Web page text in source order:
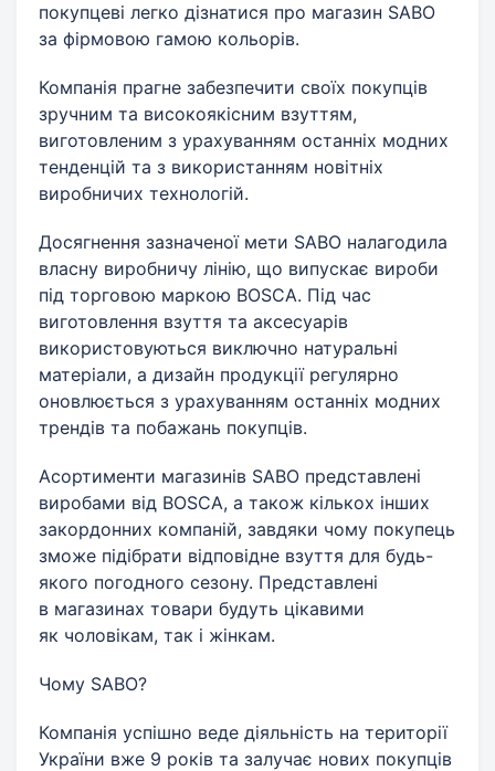
покупцеві легко дізнатися про магазин SABO
за фірмовою гамою кольорів.
Компанія прагне забезпечити своїх покупців
зручним та високоякісним взуттям,
виготовленим з урахуванням останніх модних
тенденцій та з використанням новітніх
виробничих технологій.
Досягнення зазначеної мети SABO налагодила
власну виробничу лінію, що випускає вироби
під торговою маркою BOSCA. Під час
виготовлення взуття та аксесуарів
використовуються виключно натуральні
матеріали, а дизайн продукції регулярно
оновлюється з урахуванням останніх модних
трендів та побажань покупців.
Асортименти магазинів SABO представлені
виробами від BOSCA, а також кількох інших
закордонних компаній, завдяки чому покупець
зможе підібрати відповідне взуття для будь-
якого погодного сезону. Представлені
в магазинах товари будуть цікавими
як чоловікам, так і жінкам.
Чому SABO?
Компанія успішно веде діяльність на території
України вже 9 років та залучає нових покупців